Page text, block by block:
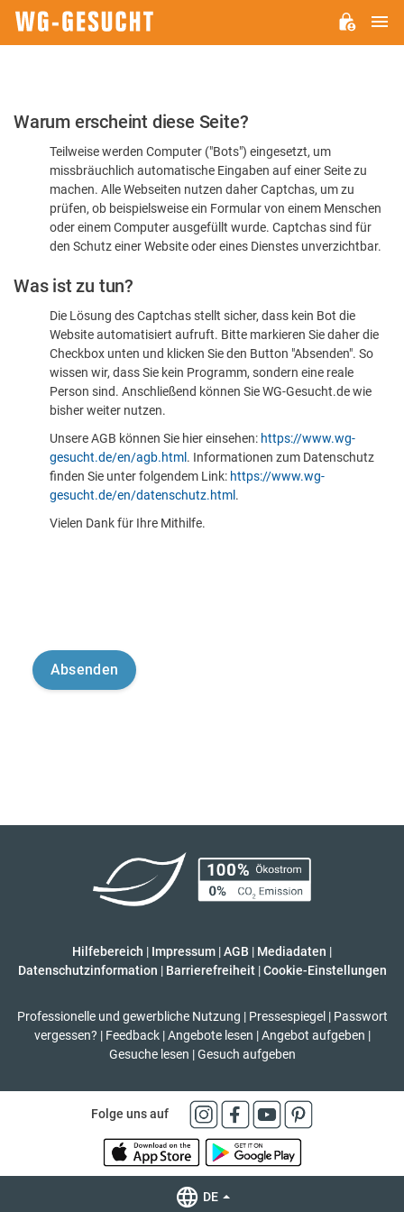
Bitte
dass
sind
Warum erscheint diese Seite?
Teilweise werden Computer ("Bots") eingesetzt, um
missbräuchlich automatische Eingaben auf einer Seite zu
machen. Alle Webseiten nutzen daher Captchas, um zu
prüfen, ob beispielsweise ein Formular von einem Menschen
oder einem Computer ausgefüllt wurde. Captchas sind für
den Schutz einer Website oder eines Dienstes unverzichtbar.
Was ist zu tun?
Die Lösung des Captchas stellt sicher, dass kein Bot die
Website automatisiert aufruft. Bitte markieren Sie daher die
Checkbox unten und klicken Sie den Button "Absenden". So
wissen wir, dass Sie kein Programm, sondern eine reale
Person sind. Anschließend können Sie WG-Gesucht.de wie
bisher weiter nutzen.
Unsere AGB können Sie hier einsehen: https://www.wg-
gesucht.de/en/agb.html . Informationen zum Datenschutz
finden Sie unter folgendem Link: https://www.wg-
gesucht.de/en/datenschutz.html .
Vielen Dank für Ihre Mithilfe.
Hilfebereich | Impressum |AGB | Mediadaten |
Datenschutzinformation | Barrierefreiheit | Cookie-Einstellungen
Professionelle und gewerbliche Nutzung | Pressespiegel | Passwort
vergessen? | Feedback | Angebote lesen | Angebot aufgeben |
Gesuche lesen | Gesuch aufgeben
Folge uns auf
DE